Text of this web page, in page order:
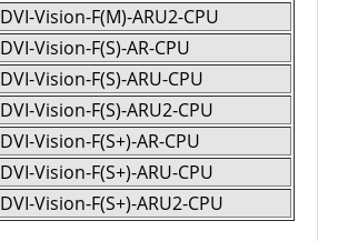
DVI-Vision-F(M)-ARU2-CPU
DVI-Vision-F(S)-AR-CPU
DVI-Vision-F(S)-ARU-CPU
DVI-Vision-F(S)-ARU2-CPU
DVI-Vision-F(S+)-AR-CPU
DVI-Vision-F(S+)-ARU-CPU
DVI-Vision-F(S+)-ARU2-CPU